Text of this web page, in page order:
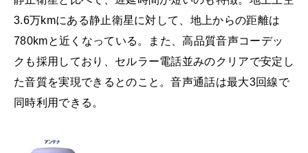
3.6万kmにある静止衛星に対して、地上からの距離は
780kmと近くなっている。また、高品質音声コーデッ
クも採用しており、セルラー電話並みのクリアで安定し
た音質を実現できるとのこと。音声通話は最大3回線で
同時利用できる。